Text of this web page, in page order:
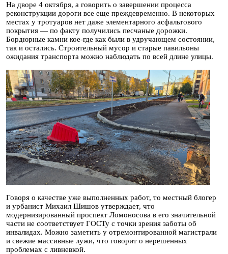
На дворе 4 октября, а говорить о завершении процесса
реконструкции дороги все еще преждевременно. В некоторых
местах у тротуаров нет даже элементарного асфальтового
покрытия — по факту получились песчаные дорожки.
Бордюрные камни кое-где как были в удручающем состоянии,
так и остались. Строительный мусор и старые павильоны
ожидания транспорта можно наблюдать по всей длине улицы.
Говоря о качестве уже выполненных работ, то местный блогер
и урбанист Михаил Шишов утверждает, что
модернизированный проспект Ломоносова в его значительной
части не соответствует ГОСТу с точки зрения заботы об
инвалидах. Можно заметить у отремонтированной магистрали
и свежие массивные лужи, что говорит о нерешенных
проблемах с ливневкой.